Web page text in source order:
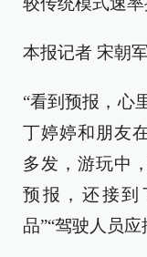
本报记者 宋朝军
“看到预报，心
丁婷婷和朋友
多发，游玩中
预报，还接到
品”“驾驶人员应